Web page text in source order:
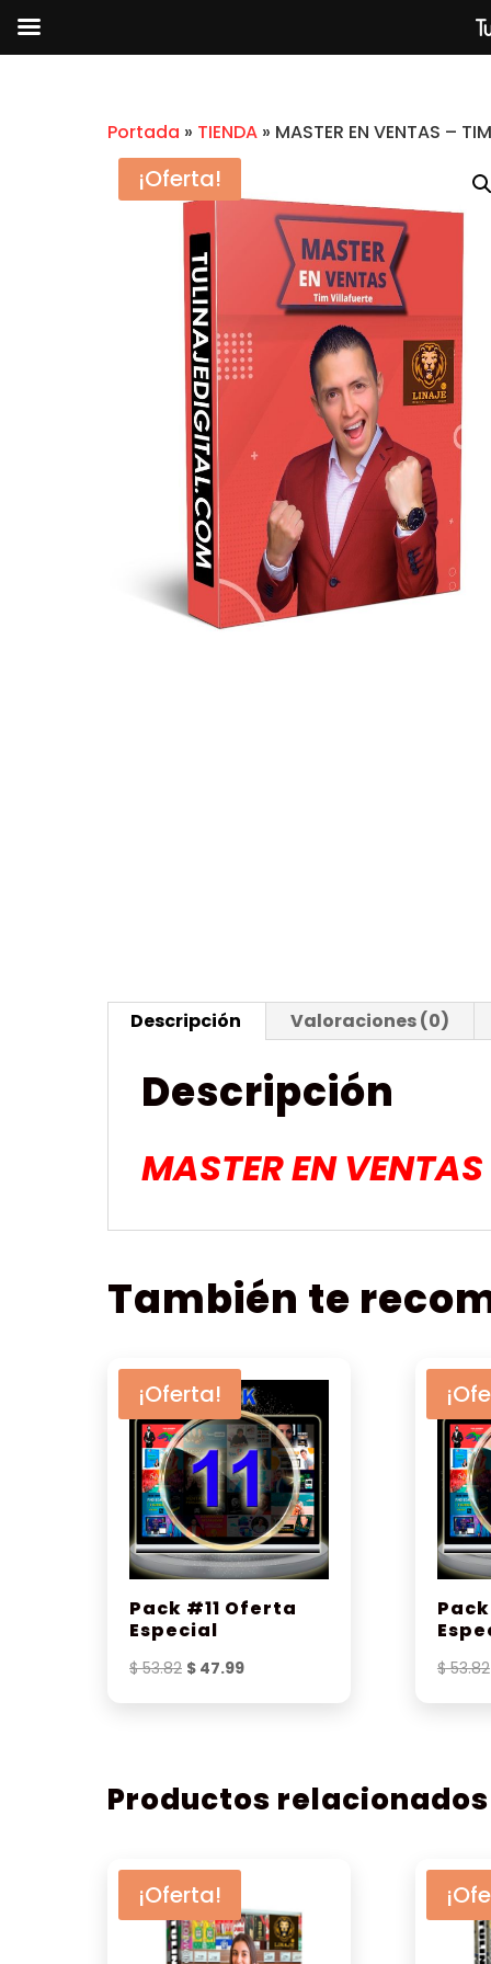
Portada » TIENDA » MASTER EN VENTAS –
¡Oferta!
Descripción Valoraciones (0)
Descripción
MASTER EN
También te
¡Oferta!
Pack #11 Oferta
Especial
$53.82 El
$ 47.99El
$53.82
Productos relacionados
¡Oferta!